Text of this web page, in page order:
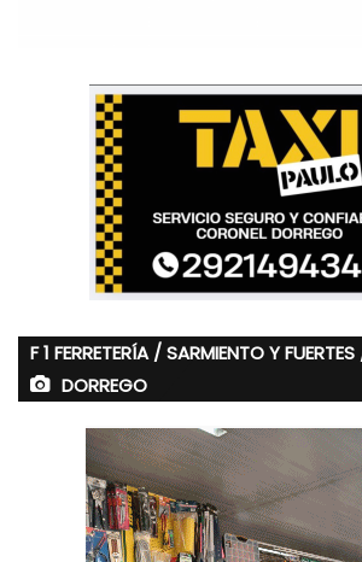
F 1 FERRETERÍA / SARMIENTO Y
DORREGO